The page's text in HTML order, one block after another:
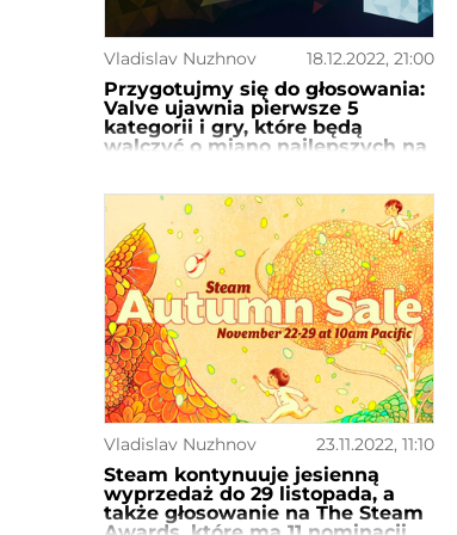
Vladislav Nuzhnov 18.12.2022, 21:00
Przygotujmy się do głosowania:
Valve ujawnia pierwsze 5
kategorii i gry, które będą
walczyć o miano najlepszych na
Vladislav Nuzhnov 23.11.2022, 11:10
Steam kontynuuje jesienną
wyprzedaż do 29 listopada, a
także głosowanie na The Steam